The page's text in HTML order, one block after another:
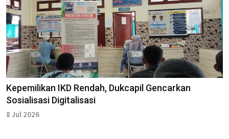
Kepemilikan IKD Rendah, Dukcapil Gencarkan
Sosialisasi Digitalisasi
8 Jul 2026